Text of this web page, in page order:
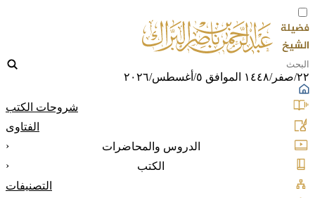
٢٢/صفر/١٤٤٨ الموافق ٥/أغسطس/٢٠٢٦
شروحات الكتب
الفتاوى
الدروس والمحاضرات
‹
الكتب
‹
التصنيفات